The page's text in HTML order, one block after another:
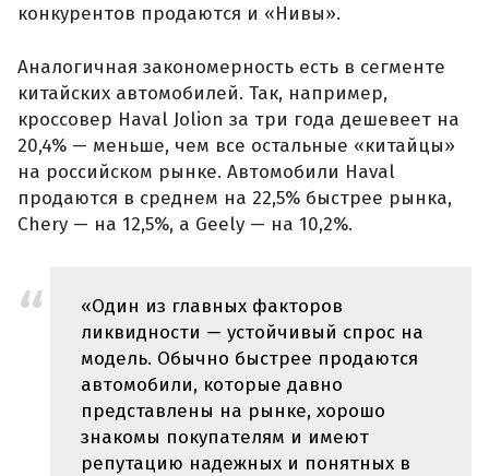
конкурентов продаются и «Нивы».
Аналогичная закономерность есть в сегменте
китайских автомобилей. Так, например,
кроссовер Haval Jolion за три года дешевеет на
20,4% — меньше, чем все остальные «китайцы»
на российском рынке. Автомобили Haval
продаются в среднем на 22,5% быстрее рынка,
Chery — на 12,5%, а Geely — на 10,2%.
«Один из главных факторов
ликвидности — устойчивый спрос на
модель. Обычно быстрее продаются
автомобили, которые давно
представлены на рынке, хорошо
знакомы покупателям и имеют
репутацию надежных и понятных в